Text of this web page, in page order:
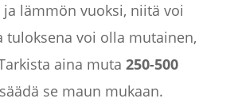
lämmön vuoksi, niitä voi
tuloksena voi olla mutainen,
aina muta 250-500
se maun mukaan.